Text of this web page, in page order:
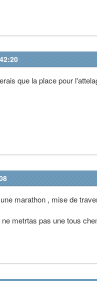
que la place pour
marathon , mise de
metrtas pas une tous